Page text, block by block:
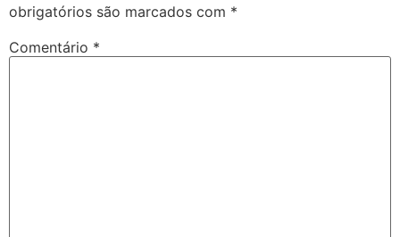
obrigatórios são marcados com *
Comentário *